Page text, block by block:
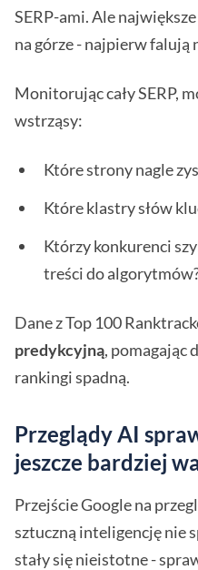
SERP-ami. Ale
na górze - najpierw falują
Monitorując cały SERP,
wstrząsy:
Które strony nagle
Które klastry słów
Którzy konkurenci
treści do
Dane z Top 100
predykcyjną, pomagając
rankingi spadną.
Przeglądy AI
jeszcze bardziej
Przejście Google na
sztuczną inteligencję nie
stały się nieistotne -